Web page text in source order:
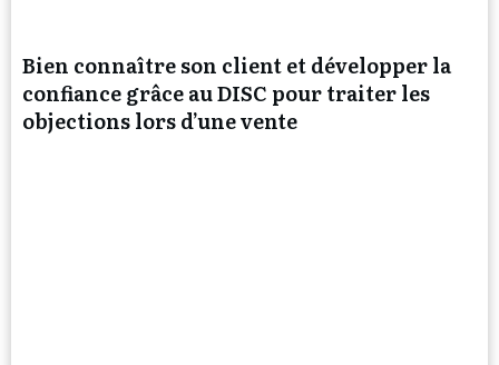
Bien connaître son client et développer la
confiance grâce au DISC pour traiter les
objections lors d’une vente